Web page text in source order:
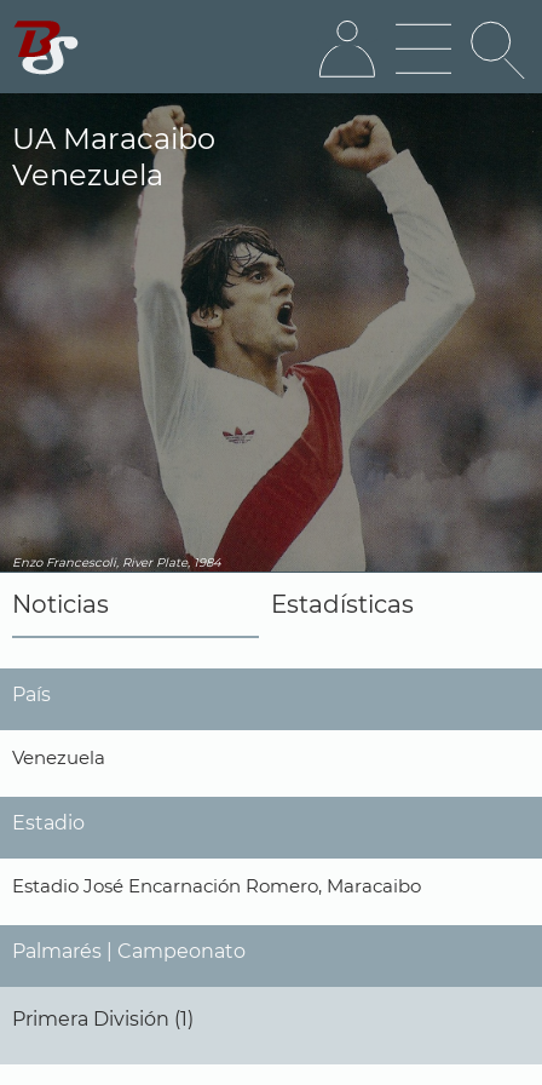
UA Maracaibo
Venezuela
Enzo Francescoli, River Plate, 1984
Noticias Estadísticas
País
Venezuela
Estadio
Estadio José Encarnación Romero, Maracaibo
Palmarés | Campeonato
Primera División (1)